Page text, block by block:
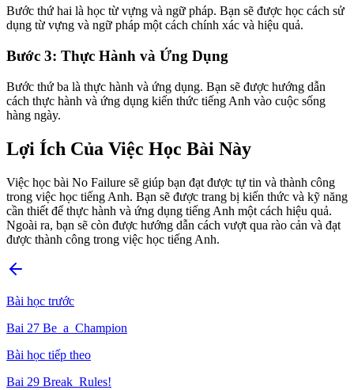
Bước thứ hai là học từ vựng và ngữ pháp. Bạn sẽ được học cách sử
dụng từ vựng và ngữ pháp một cách chính xác và hiệu quả.
Bước 3: Thực Hành và Ứng Dụng
Bước thứ ba là thực hành và ứng dụng. Bạn sẽ được hướng dẫn
cách thực hành và ứng dụng kiến thức tiếng Anh vào cuộc sống
hàng ngày.
Lợi Ích Của Việc Học Bài Này
Việc học bài No Failure sẽ giúp bạn đạt được tự tin và thành công
trong việc học tiếng Anh. Bạn sẽ được trang bị kiến thức và kỹ năng
cần thiết để thực hành và ứng dụng tiếng Anh một cách hiệu quả.
Ngoài ra, bạn sẽ còn được hướng dẫn cách vượt qua rào cản và đạt
được thành công trong việc học tiếng Anh.
Bài học trước
Bai 27 Be_a_Champion
Bài học tiếp theo
Bai 29 Break_Rules!